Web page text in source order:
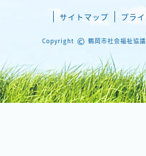
サイトマップ プラ
Copyright © 鶴岡市社会福祉協